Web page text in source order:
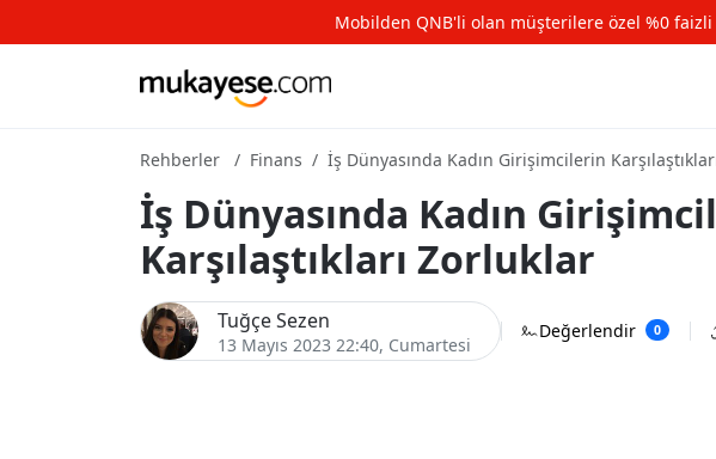
Mobilden QNB'li olan müşterilere özel %0 faizli
Rehberler Finans İş Dünyasında Kadın Girişimcilerin
İş Dünyasında Kadın
Karşılaştıkları Zorluklar
Tuğçe Sezen
13 Mayıs 2023 22:40, Cumartesi
Değerlendir 0